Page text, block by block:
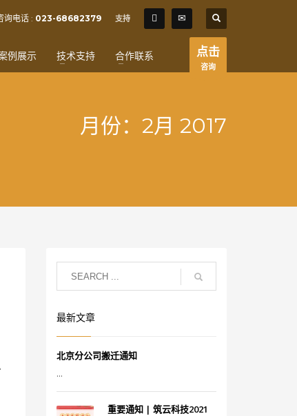
SHOWROOM HOURS
Sat - 9:00AM-5:00PM
Sundays by appointment only!
询电话 : 023-68682379 支持
例展示 技术支持 合作联系 点击
咨询
月份：2月 2017
最新文章
北京分公司搬迁通知
...
重要通知 | 筑云科技2021